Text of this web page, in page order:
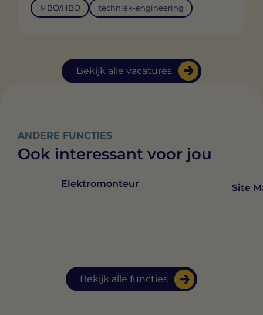
Bekijk alle vacatures
MBO/HBO techniek-engineering
ANDERE FUNCTIES
Ook interessant voor jou
Bekijk alle functies
Elektromonteur Site